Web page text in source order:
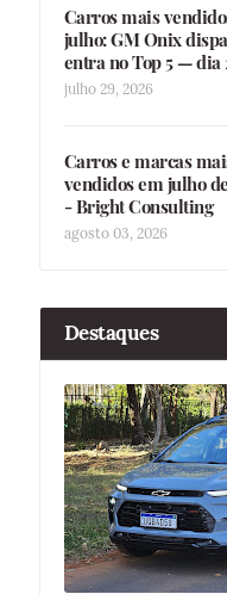
Carros mais
julho: GM Onix
entra no Top 5 — dia
julho 29, 2026
Carros e marcas
vendidos em julho
- Bright Consulting
agosto 03, 2026
Destaques